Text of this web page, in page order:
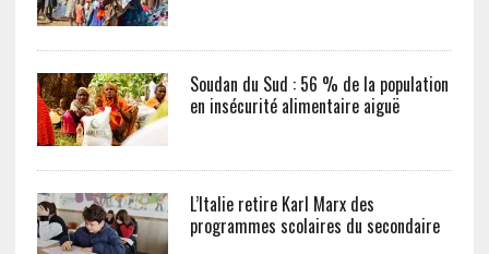
Soudan du Sud : 56 % de la population
en insécurité alimentaire aiguë
L’Italie retire Karl Marx des
programmes scolaires du secondaire